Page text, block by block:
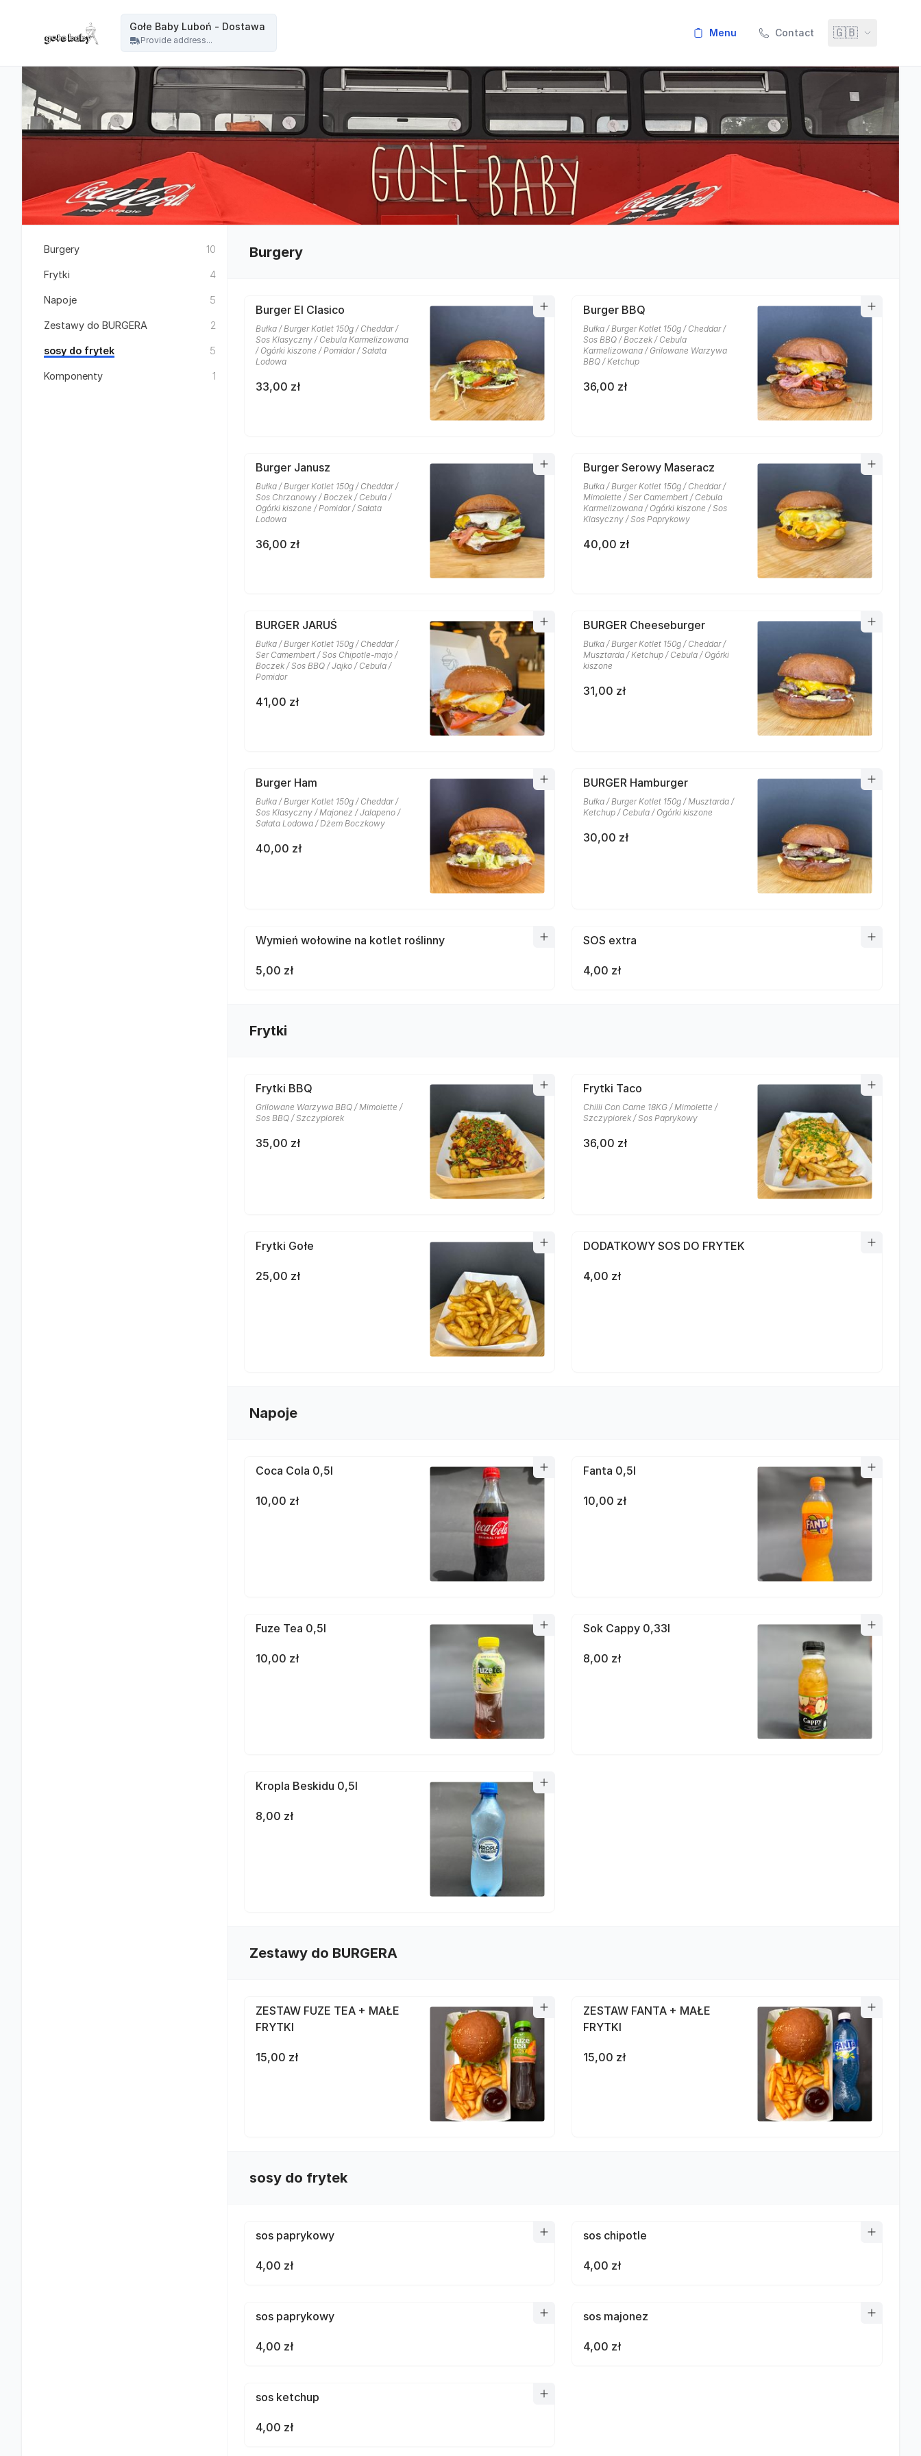
Gołe Baby Luboń - Dostawa
Provide address...
menu Contact 🇬🇧
Burgery 10
Frytki 4
Napoje 5
Zestawy do BURGERA 2
sosy do frytek 5
Komponenty 1
Burgery
Burger El Clasico
Bułka / Burger Kotlet 150g / Cheddar /
Sos Klasyczny / Cebula Karmelizowana
/ Ogórki kiszone / Pomidor / Sałata
Lodowa
33,00 zł
Burger BBQ
Bułka / Burger Kotlet 150g / Cheddar /
Sos BBQ / Boczek / Cebula
Karmelizowana / Grilowane Warzywa
BBQ / Ketchup
36,00 zł
Burger Janusz
Bułka / Burger Kotlet 150g / Cheddar /
Sos Chrzanowy / Boczek / Cebula /
Ogórki kiszone / Pomidor / Sałata
Lodowa
36,00 zł
Burger Serowy Maseracz
Bułka / Burger Kotlet 150g / Cheddar /
Mimolette / Ser Camembert / Cebula
Karmelizowana / Ogórki kiszone / Sos
Klasyczny / Sos Paprykowy
40,00 zł
BURGER JARUŚ
Bułka / Burger Kotlet 150g / Cheddar /
Ser Camembert / Sos Chipotle-majo /
Boczek / Sos BBQ / Jajko / Cebula /
Pomidor
41,00 zł
BURGER Cheeseburger
Bułka / Burger Kotlet 150g / Cheddar /
Musztarda / Ketchup / Cebula / Ogórki
kiszone
31,00 zł
Burger Ham
Bułka / Burger Kotlet 150g / Cheddar /
Sos Klasyczny / Majonez / Jalapeno /
Sałata Lodowa / Dżem Boczkowy
40,00 zł
BURGER Hamburger
Bułka / Burger Kotlet 150g / Musztarda /
Ketchup / Cebula / Ogórki kiszone
30,00 zł
Wymień wołowine na kotlet roślinny
5,00 zł
SOS extra
4,00 zł
Frytki
Frytki BBQ
Grilowane Warzywa BBQ / Mimolette /
Sos BBQ / Szczypiorek
35,00 zł
Frytki Taco
Chilli Con Carne 18KG / Mimolette /
Szczypiorek / Sos Paprykowy
36,00 zł
Frytki Gołe
25,00 zł
DODATKOWY SOS DO FRYTEK
4,00 zł
Napoje
Coca Cola 0,5l
10,00 zł
Fanta 0,5l
10,00 zł
Fuze Tea 0,5l
10,00 zł
Sok Cappy 0,33l
8,00 zł
Kropla Beskidu 0,5l
8,00 zł
Zestawy do BURGERA
ZESTAW FUZE TEA + MAŁE
FRYTKI
15,00 zł
ZESTAW FANTA + MAŁE
FRYTKI
15,00 zł
sosy do frytek
sos paprykowy
4,00 zł
sos chipotle
4,00 zł
sos paprykowy
4,00 zł
sos majonez
4,00 zł
sos ketchup
4,00 zł